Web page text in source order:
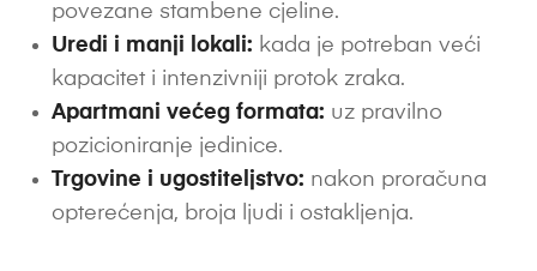
povezane stambene cjeline.
Uredi i manji lokali: kada je potreban veći
kapacitet i intenzivniji protok zraka.
Apartmani većeg formata: uz pravilno
pozicioniranje jedinice.
Trgovine i ugostiteljstvo: nakon proračuna
opterećenja, broja ljudi i ostakljenja.